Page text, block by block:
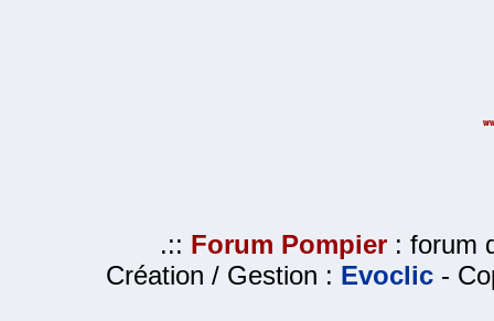
.:: Forum Pompier : forum
Création / Gestion : Evoclic -